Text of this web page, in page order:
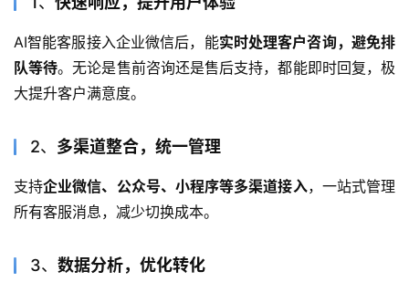
AI智能客服接入企业微信后，能实时处理客户咨询，避免排
队等待。无论是售前咨询还是售后支持，都能即时回复，极
大提升客户满意度。
2、 多渠道整合，统一管理
支持企业微信、公众号、小程序等多渠道接入，一站式管理
所有客服消息，减少切换成本。
3、 数据分析，优化转化